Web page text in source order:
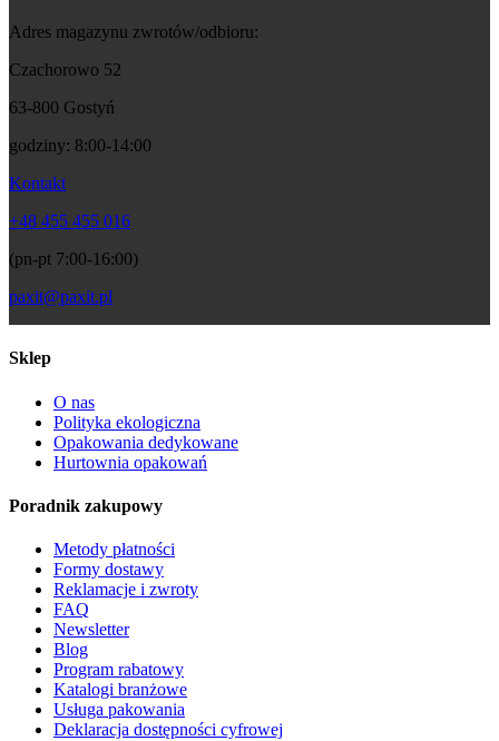
Adres magazynu zwrotów/odbioru:
Czachorowo 52
63-800 Gostyń
godziny: 8:00-14:00
Kontakt
+48 455 455 016
(pn-pt 7:00-16:00)
paxit@paxit.pl
Sklep
O nas
Polityka ekologiczna
Opakowania dedykowane
Hurtownia opakowań
Poradnik zakupowy
Metody płatności
Formy dostawy
Reklamacje i zwroty
FAQ
Newsletter
Blog
Program rabatowy
Katalogi branżowe
Usługa pakowania
Deklaracja dostępności cyfrowej